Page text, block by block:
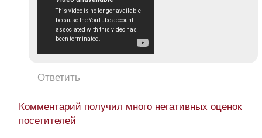
Ответить
Комментарий получил много негативных оценок
посетителей